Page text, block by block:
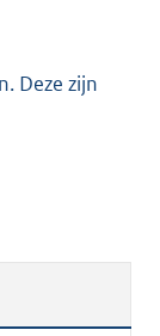
Deze zijn